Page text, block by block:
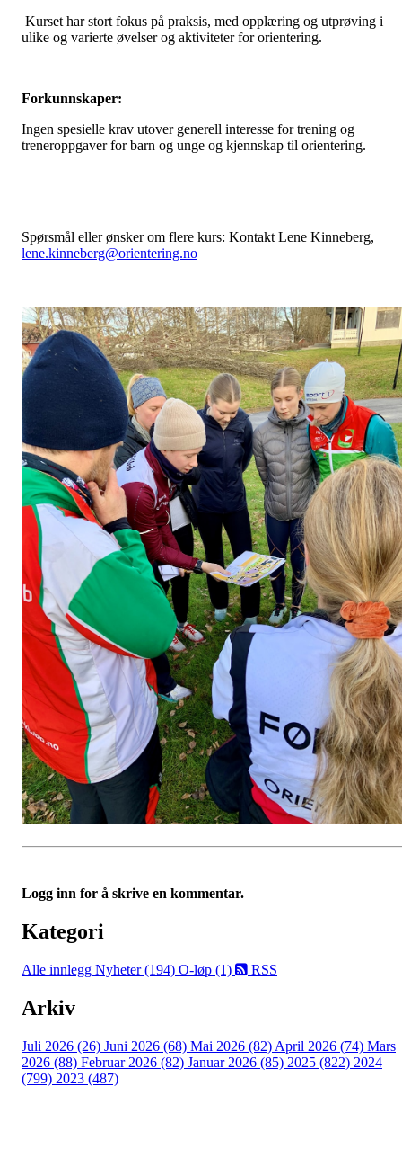
Kurset har stort fokus på praksis, med opplæring og utprøving i
ulike og varierte øvelser og aktiviteter for orientering.
Forkunnskaper:
Ingen spesielle krav utover generell interesse for trening og
treneroppgaver for barn og unge og kjennskap til orientering.
Spørsmål eller ønsker om flere kurs: Kontakt Lene Kinneberg,
lene.kinneberg@orientering.no
Logg inn for å skrive en kommentar.
Kategori
Alle innlegg Nyheter (194) O-løp (1) RSS
Arkiv
Juli 2026 (26) Juni 2026 (68) Mai 2026 (82) April 2026 (74) Mars
2026 (88) Februar 2026 (82) Januar 2026 (85) 2025 (822) 2024
(799) 2023 (487)